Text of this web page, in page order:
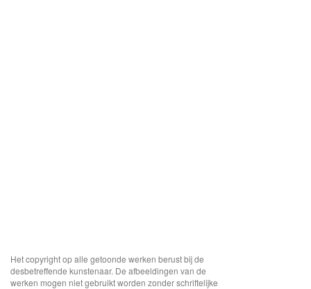
Het copyright op alle getoonde werken berust bij de
desbetreffende kunstenaar. De afbeeldingen van de
werken mogen niet gebruikt worden zonder schriftelijke